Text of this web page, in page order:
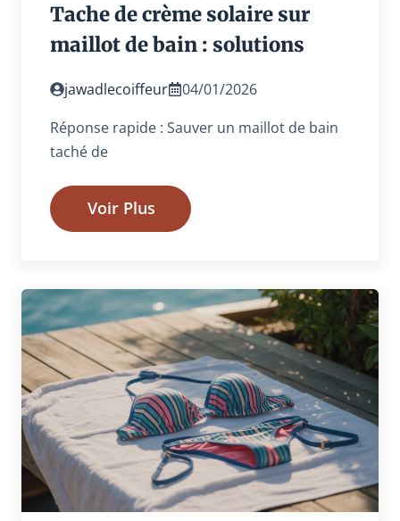
Tache de crème solaire sur
maillot de bain : solutions
jawadlecoiffeur
04/01/2026
Réponse rapide : Sauver un maillot de bain
taché de
Voir Plus